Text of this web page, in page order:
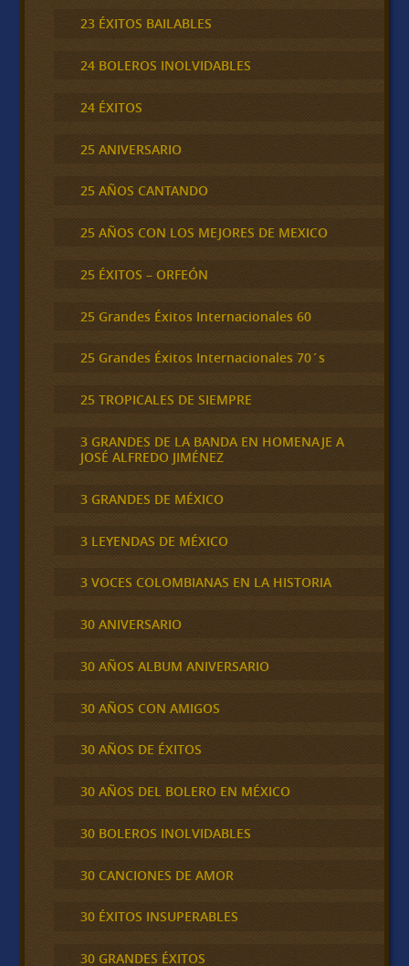
23 ÉXITOS BAILABLES
24 BOLEROS INOLVIDABLES
24 ÉXITOS
25 ANIVERSARIO
25 AÑOS CANTANDO
25 AÑOS CON LOS MEJORES DE MEXICO
25 ÉXITOS – ORFEÓN
25 Grandes Éxitos Internacionales 60
25 Grandes Éxitos Internacionales 70´s
25 TROPICALES DE SIEMPRE
3 GRANDES DE LA BANDA EN HOMENAJE A
JOSÉ ALFREDO JIMÉNEZ
3 GRANDES DE MÉXICO
3 LEYENDAS DE MÉXICO
3 VOCES COLOMBIANAS EN LA HISTORIA
30 ANIVERSARIO
30 AÑOS ALBUM ANIVERSARIO
30 AÑOS CON AMIGOS
30 AÑOS DE ÉXITOS
30 AÑOS DEL BOLERO EN MÉXICO
30 BOLEROS INOLVIDABLES
30 CANCIONES DE AMOR
30 ÉXITOS INSUPERABLES
30 GRANDES ÉXITOS